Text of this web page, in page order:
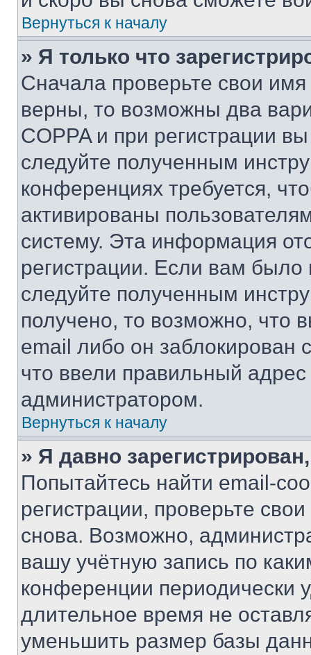
Вернуться к началу
» Я только что
Сначала проверьте свои
верны, то возможны два
COPPA и при регистрации
следуйте полученным
конференциях требуется,
активированы
систему. Эта информация
регистрации. Если вам
следуйте полученным
получено, то возможно, что
email либо он
что ввели правильный адрес
администратором.
Вернуться к началу
» Я давно
Попытайтесь найти email-
регистрации, проверьте
снова. Возможно,
вашу учётную запись по
конференции периодически
длительное время не
уменьшить размер базы